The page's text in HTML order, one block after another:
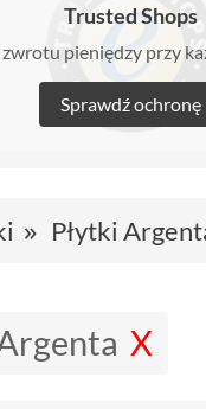
Trusted Shops
pieniędzy przy
Sprawdź ochronę
Płytki